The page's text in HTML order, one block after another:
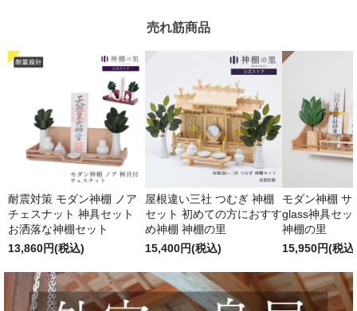
売れ筋商品
耐震対策 モダン神棚 ノア
チェスナット 神具セット
お洒落な神棚セット
13,860円(税込)
屋根違い三社 つむぎ 神棚
セット 初めての方におすす
め神棚 神棚の里
15,400円(税込)
モダン神棚 サ
glass神具セッ
神棚の里
15,950円(税込